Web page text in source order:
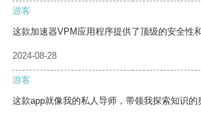
游客
这款加速器VPM应用程序提供了顶级的安全性
2024-08-28
游客
这款app就像我的私人导师，带领我探索知识的